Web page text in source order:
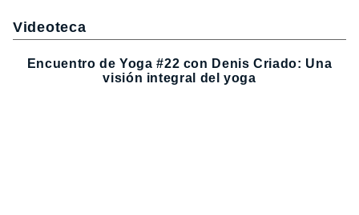
Videoteca
Encuentro de Yoga #22 con Denis Criado: Una
visión integral del yoga